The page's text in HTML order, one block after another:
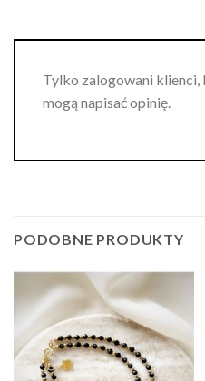
Tylko zalogowani
mogą napisać opinię.
PODOBNE PRODUKTY